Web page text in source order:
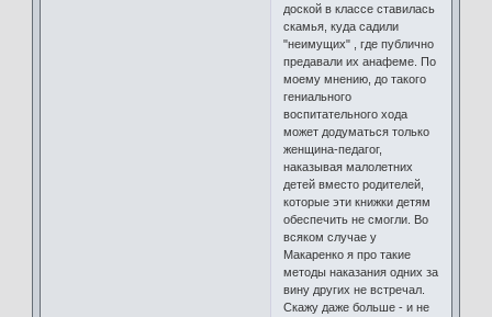
доской в классе ставилась
скамья, куда садили
"неимущих" , где публично
предавали их анафеме. По
моему мнению, до такого
гениального
воспитательного хода
может додуматься только
женщина-педагог,
наказывая малолетних
детей вместо родителей,
которые эти книжки детям
обеспечить не смогли. Во
всяком случае у
Макаренко я про такие
методы наказания одних за
вину других не встречал.
Скажу даже больше - и не